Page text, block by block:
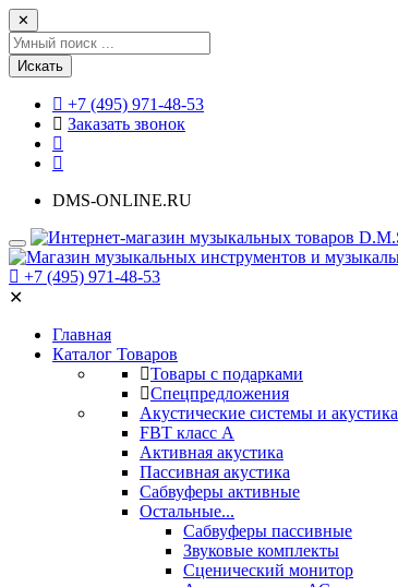
✕
Искать
+7 (495) 971-48-53
Заказать звонок
DMS-ONLINE.RU
+7 (495) 971-48-53
✕
Главная
Каталог Товаров
Товары с подарками
Спецпредложения
Акустические системы и акустика
FBT класс А
Активная акустика
Пассивная акустика
Сабвуферы активные
Остальные...
Сабвуферы пассивные
Звуковые комплекты
Сценический монитор